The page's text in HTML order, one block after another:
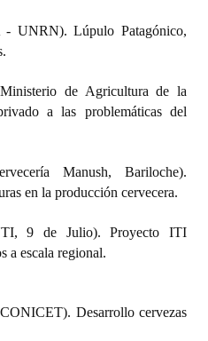
UNRN). Lúpulo Patagónico,
de Agricultura de la
a las problemáticas del
Manush, Bariloche).
en la producción cervecera.
9 de Julio). Proyecto ITI
a escala regional.
Desarrollo cervezas